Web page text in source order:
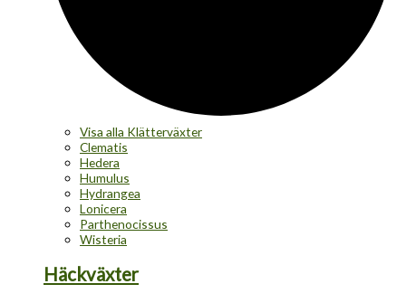
Visa alla Klätterväxter
Clematis
Hedera
Humulus
Hydrangea
Lonicera
Parthenocissus
Wisteria
Häckväxter